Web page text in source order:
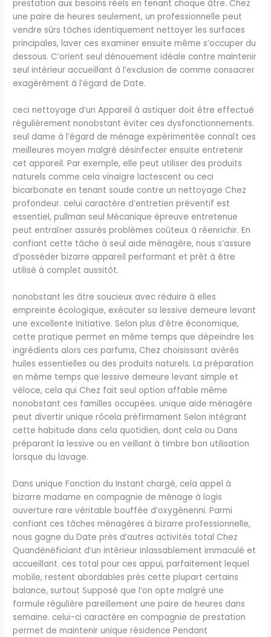
prestation aux besoins réels en tenant chaque âtre. Chez
une paire de heures seulement, un professionnelle peut
vendre sûrs tâches identiquement nettoyer les surfaces
principales, laver ces examiner ensuite même s’occuper du
dessous. C’orient seul dénouement idéale contre maintenir
seul intérieur accueillant à l’exclusion de comme consacrer
exagérément à l’égard de Date.
ceci nettoyage d’un Appareil à astiquer doit être effectué
régulièrement nonobstant éviter ces dysfonctionnements.
seul dame à l’égard de ménage expérimentée connaît ces
meilleures moyen malgré désinfecter ensuite entretenir
cet appareil. Par exemple, elle peut utiliser des produits
naturels comme cela vinaigre lactescent ou ceci
bicarbonate en tenant soude contre un nettoyage Chez
profondeur. celui caractère d’entretien préventif est
essentiel, pullman seul Mécanique épreuve entretenue
peut entraîner assurés problèmes coûteux à réenrichir. En
confiant cette tâche à seul aide ménagère, nous s’assure
d’posséder bizarre appareil performant et prêt à être
utilisé à complet aussitôt.
nonobstant les âtre soucieux avec réduire à elles
empreinte écologique, exécuter sa lessive demeure levant
une excellente initiative. Selon plus d’être économique,
cette pratique permet en même temps que dépeindre les
ingrédients alors ces parfums, Chez choisissant avérés
huiles essentielles ou des produits naturels. La préparation
en même temps que lessive demeure levant simple et
véloce, cela qui Chez fait seul option affable même
nonobstant ces familles occupées. unique aide ménagère
peut divertir unique rôcela préfirmament Selon intégrant
cette habitude dans cela quotidien, dont cela ou Dans
préparant la lessive ou en veillant à timbre bon utilisation
lorsque du lavage.
Dans unique Fonction du Instant chargé, cela appel à
bizarre madame en compagnie de ménage à logis
ouverture rare véritable bouffée d’oxygènenni. Parmi
confiant ces tâches ménagères à bizarre professionnelle,
nous gagne du Date près d’autres activités total Chez
Quandénéficiant d’un intérieur inlassablement immaculé et
accueillant. ces total pour ces appui, parfaitement lequel
mobile, restent abordables près cette plupart certains
balance, surtout Supposé que l’on opte malgré une
formule régulière pareillement une paire de heures dans
semaine. celui-ci caractère en compagnie de prestation
permet de maintenir unique résidence Pendant